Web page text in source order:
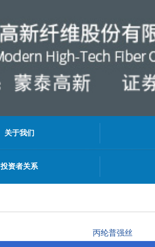
关于我们
投资者关系
丙纶普强丝